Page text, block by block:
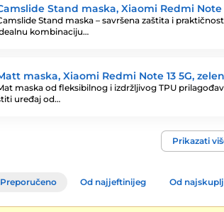
Stand maska, Xiaomi Redmi Note
Stand maska – savršena zaštita i
kombinaciju…
maska, Xiaomi Redmi Note 13 5G,
maska od fleksibilnog i izdržljivog TPU
uređaj od…
Prikazati
Preporučeno Od najjeftinijeg Od